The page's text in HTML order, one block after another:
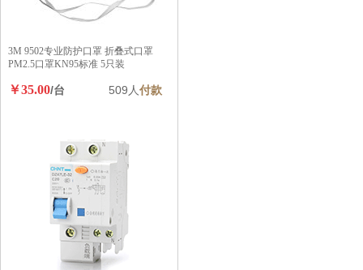
3M 9502专业防护口罩 折叠式口罩
PM2.5口罩KN95标准 5只装
￥35.00/台 509人付款